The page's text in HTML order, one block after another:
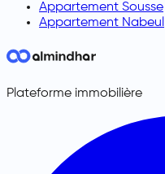
Appartement Sousse
Appartement Nabeul
Plateforme immobilière